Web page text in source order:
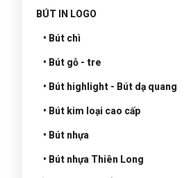
BÚT IN LOGO
• Bút chì
• Bút gỗ - tre
• Bút highlight - Bút dạ quang
• Bút kim loại cao cấp
• Bút nhựa
• Bút nhựa Thiên Long